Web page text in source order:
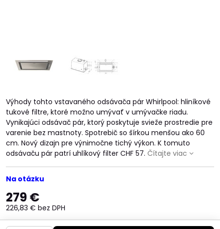
Výhody tohto vstavaného odsávača pár Whirlpool: hliníkové
tukové filtre, ktoré možno umývať v umývačke riadu.
Vynikajúci odsávač pár, ktorý poskytuje svieže prostredie pre
varenie bez mastnoty. Spotrebič so šírkou menšou ako 60
cm. Nový dizajn pre výnimočne tichý výkon. K tomuto
odsávaču pár patrí uhlíkový filter CHF 57. Čítajte viac
Na otázku
279 €
226,83 € bez DPH